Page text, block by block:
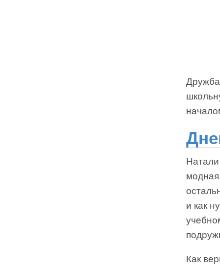
Натали
и как
Как